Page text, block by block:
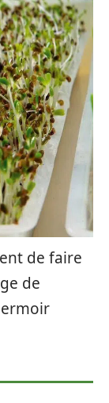
de faire
de